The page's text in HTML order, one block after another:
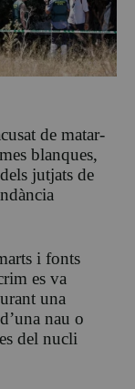
de matar-
blanques,
jutjats de
i fonts
es va
una
nau o
del nucli